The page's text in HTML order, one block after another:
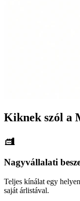
Kiknek szól a
Nagyvállalati
Teljes kínálat egy
saját árlistával.